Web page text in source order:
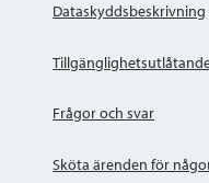
Dataskyddsbeskrivning
Frågor och svar
Sköta ärenden för